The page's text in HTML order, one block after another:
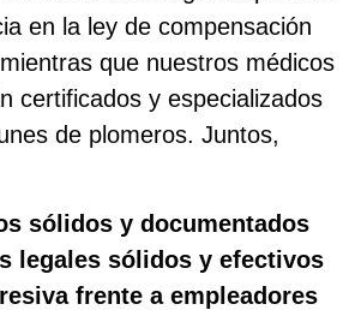
en la ley de compensación
que nuestros médicos
certificados y especializados
de plomeros. Juntos,
sólidos y documentados
legales sólidos y efectivos
frente a empleadores